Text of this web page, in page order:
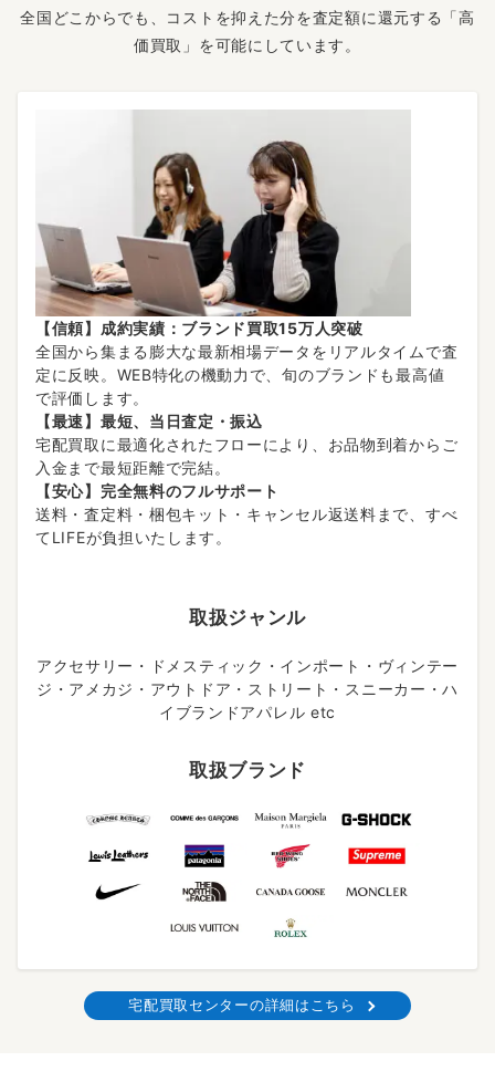
全国どこからでも、コストを抑えた分を査定額に還元する「高
価買取」を可能にしています。
【信頼】成約実績：ブランド買取15万人突破
全国から集まる膨大な最新相場データをリアルタイムで査
定に反映。WEB特化の機動力で、旬のブランドも最高値
で評価します。
【最速】最短、当日査定・振込
宅配買取に最適化されたフローにより、お品物到着からご
入金まで最短距離で完結。
【安心】完全無料のフルサポート
送料・査定料・梱包キット・キャンセル返送料まで、すべ
てLIFEが負担いたします。
取扱ジャンル
アクセサリー・ドメスティック・インポート・ヴィンテー
ジ・アメカジ・アウトドア・ストリート・スニーカー・ハ
イブランドアパレル etc
取扱ブランド
宅配買取センターの詳細はこちら